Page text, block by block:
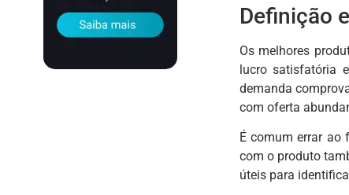
Definição
Os melhores
lucro satisfatória
demanda
com oferta
É comum errar ao
com o produto
úteis para